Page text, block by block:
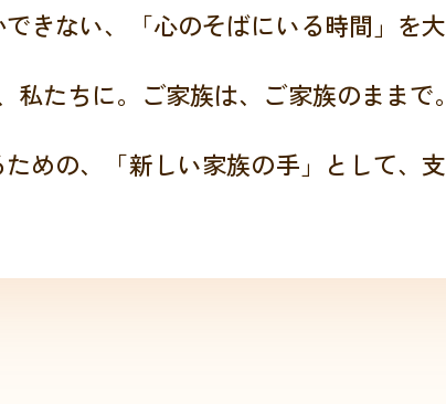
きない、 「心のそばにいる時間」を
私たちに。 ご家族は、ご家族のままで。
めの、
「新しい家族の手」として、